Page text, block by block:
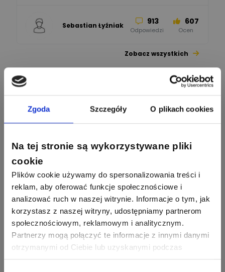
Zgoda Szczegóły O plikach cookies
Na tej stronie są wykorzystywane pliki
cookie
Plików cookie używamy do spersonalizowania treści i
reklam, aby oferować funkcje społecznościowe i
analizować ruch w naszej witrynie. Informacje o tym, jak
korzystasz z naszej witryny, udostępniamy partnerom
społecznościowym, reklamowym i analitycznym.
Partnerzy mogą połączyć te informacje z innymi danymi
otrzymanymi od Ciebie lub uzyskanymi podczas
korzystania z ich usług. Dzięki Twojej zgodzie możemy
Sebastian Łyźniak 913
Odpowiedzi
607
Ocen
Pysiak
Jaworski
Odpowiedzi Ocen
Pawel02 955
Odpowiedzi
374
boss 532
DawidZak 796
Odpowiedzi
244
Ocen
Zobacz wszystkich
Nasi eksperci
Ekspert Elektronik -
telekomunikacja
Zadaj pytanie
Tomasz
Brzostowski
Ekspert ds. fotowoltaiki
Piotr Bibik
Ekspert ds. Inteligentnych
budynków, Salama Piotr
Bibik
Zadaj pytanie
Bartłomiej Jaworski